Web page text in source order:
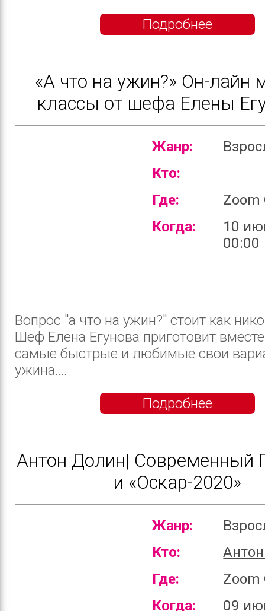
Подробнее
«А что на ужин?» Он-лайн
классы от шефа Елены
Жанр:
Кто:
Где:
Zoom
Когда:
10
00:00
Вопрос "а что на ужин?" стоит как
Шеф Елена Егунова приготовит
самые быстрые и любимые свои
ужина....
Подробнее
Антон Долин| Современный
и «Оскар-2020»
Жанр:
Кто:
Где:
Zoom
Когда:
09